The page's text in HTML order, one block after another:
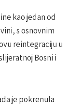
kao jedan od
s osnovnim
reintegraciju u
Bosni i
je pokrenula